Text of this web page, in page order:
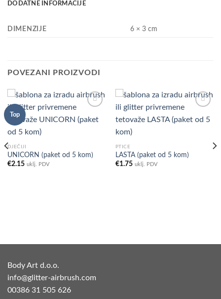
DODATNE INFORMACIJE
DIMENZIJE 6 × 3 cm
POVEZANI PROIZVODI
Top
DJEČIJI
UNICORN (paket od 5 kom)
€2.15 uklj. PDV
PTICE
LASTA (paket od 5 kom)
€1.75 uklj. PDV
Body Art d.o.o.
info@glitter-airbrush.com
00386 31 505 626